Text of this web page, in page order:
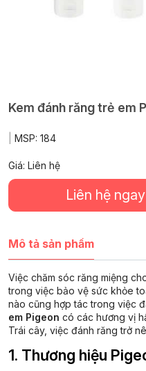
Kem đánh răng trẻ em
MSP: 184
Giá: Liên hệ
Liên hệ ngay
Mô tả sản phẩm
Việc chăm sóc răng miệng
trong việc bảo vệ sức khỏe
nào cũng hợp tác trong việc
em Pigeon có các hương vị
Trái cây, việc đánh răng trở
1. Thương hiệu